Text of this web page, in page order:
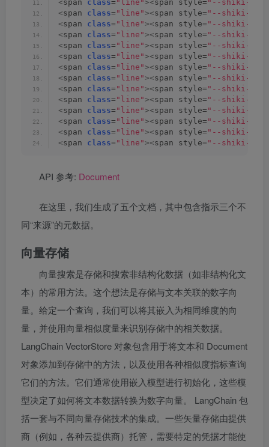
<span class= "line"><span style= "--shiki-
<span class= "line"><span style= "--shiki-
<span class= "line"><span style= "--shiki-
<span class= "line"><span style= "--shiki-
<span class= "line"><span style= "--shiki-
<span class= "line"><span style= "--shiki-
<span class= "line"><span style= "--shiki-
<span class= "line"><span style= "--shiki-
<span class= "line"><span style= "--shiki-
<span class= "line"><span style= "--shiki-
<span class= "line"><span style= "--shiki-
<span class= "line"><span style= "--shiki-
<span class= "line"><span style= "--shiki-
<span class= "line"><span style= "--shiki-
API 参考: Document
在这里，我们生成了五个文档，其中包含指示三个不
同“来源”的元数据。
向量存储
向量搜索是存储和搜索非结构化数据（如非结构化文
本）的常用方法。这个想法是存储与文本关联的数字向
量。给定一个查询，我们可以将其嵌入为相同维度的向
量，并使用向量相似度量来识别存储中的相关数据。
LangChain VectorStore 对象包含用于将文本和 Document
对象添加到存储中的方法，以及使用各种相似度指标查询
它们的方法。它们通常使用嵌入模型进行初始化，这些模
型决定了如何将文本数据转换为数字向量。 LangChain 包
括一套与不同向量存储技术的集成。一些矢量存储由提供
商（例如，各种云提供商）托管，需要特定的凭据才能使